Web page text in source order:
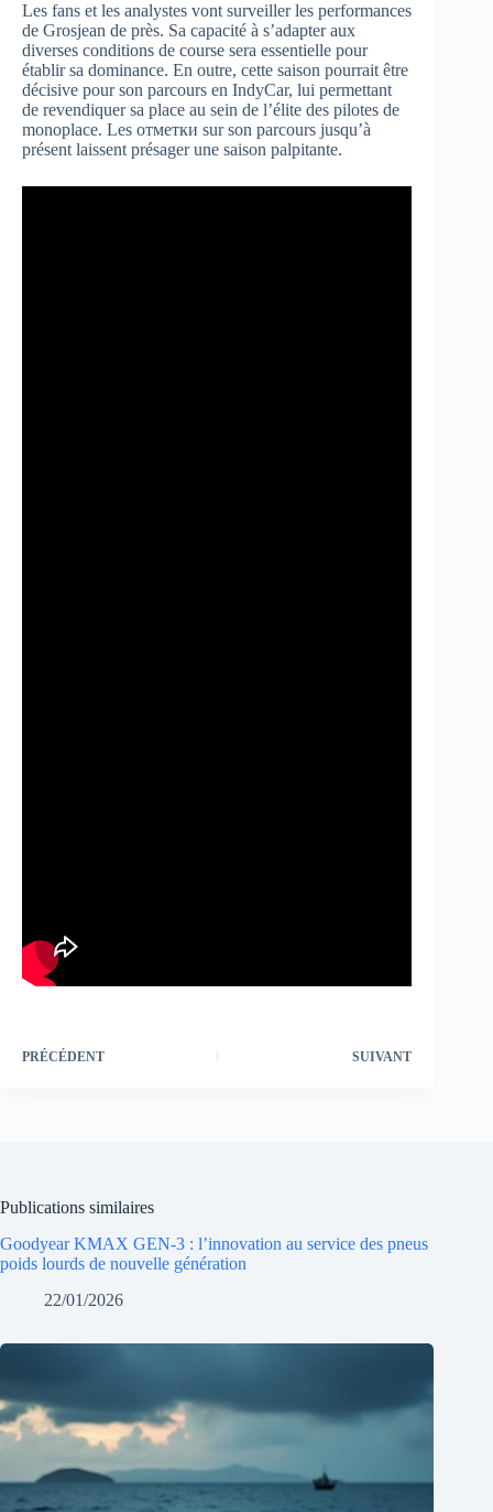
Les fans et les analystes vont surveiller les performances
de Grosjean de près. Sa capacité à s’adapter aux
diverses conditions de course sera essentielle pour
établir sa dominance. En outre, cette saison pourrait être
décisive pour son parcours en IndyCar, lui permettant
de revendiquer sa place au sein de l’élite des pilotes de
monoplace. Les отметки sur son parcours jusqu’à
présent laissent présager une saison palpitante.
PRÉCÉDENT SUIVANT
Publications similaires
Goodyear KMAX GEN-3 : l’innovation au service des pneus
poids lourds de nouvelle génération
22/01/2026